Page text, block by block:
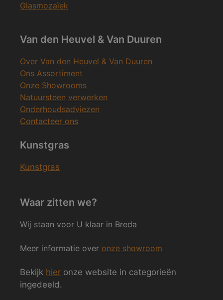
Glasmozaïek
Van den Heuvel & Van Duuren
Over Van den Heuvel & Van Duuren
Ons Assortiment
Onze Showrooms
Natuursteen verwerken
Onderhoudsadviezen
Contacteer ons
Kunstgras
Kunstgras
Waar zitten we?
Wij staan voor U klaar in Breda
Meer informatie over onze showroom
Bekijk hier onze website in categorieën
ingedeeld.